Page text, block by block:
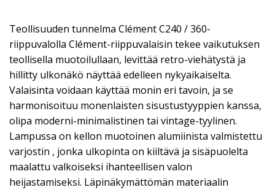
Teollisuuden tunnelma Clément C240 / 360-
riippuvalolla Clément-riippuvalaisin tekee vaikutuksen
teollisella muotoilullaan, levittää retro-viehätystä ja
hillitty ulkonäkö näyttää edelleen nykyaikaiselta.
Valaisinta voidaan käyttää monin eri tavoin, ja se
harmonisoituu monenlaisten sisustustyyppien kanssa,
olipa moderni-minimalistinen tai vintage-tyylinen.
Lampussa on kellon muotoinen alumiinista valmistettu
varjostin , jonka ulkopinta on kiiltävä ja sisäpuolelta
maalattu valkoiseksi ihanteellisen valon
heijastamiseksi. Läpinäkymättömän materiaalin